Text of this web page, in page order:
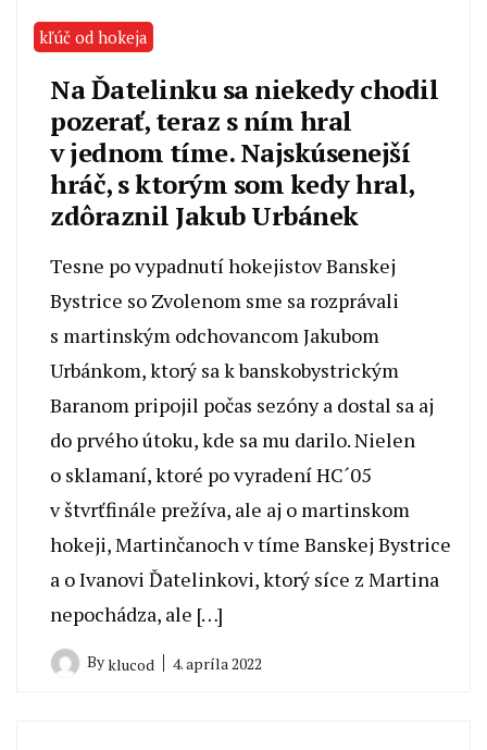
kľúč od hokeja
Na Ďatelinku sa niekedy chodil
pozerať, teraz s ním hral
v jednom tíme. Najskúsenejší
hráč, s ktorým som kedy hral,
zdôraznil Jakub Urbánek
Tesne po vypadnutí hokejistov Banskej
Bystrice so Zvolenom sme sa rozprávali
s martinským odchovancom Jakubom
Urbánkom, ktorý sa k banskobystrickým
Baranom pripojil počas sezóny a dostal sa aj
do prvého útoku, kde sa mu darilo. Nielen
o sklamaní, ktoré po vyradení HC´05
v štvrťfinále prežíva, ale aj o martinskom
hokeji, Martinčanoch v tíme Banskej Bystrice
a o Ivanovi Ďatelinkovi, ktorý síce z Martina
nepochádza, ale […]
Byklucod 4. apríla 2022